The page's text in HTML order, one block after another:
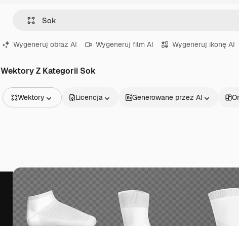
Wygeneruj obraz AI Wygeneruj film AI Wygeneruj ikonę AI
Wektory Z Kategorii Sok
Wektory
Filmy
Klipy wideo
Ruchome grafiki
Szablony wideo
Ikony
Modele 3D
Czcionki
Licencja Generowane przez AI
Produkty